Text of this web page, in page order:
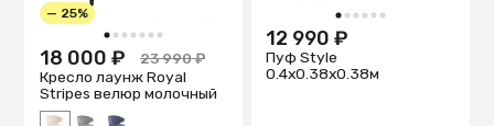
1 2 3 4 5 6 7
— 25%
18 000 ₽
23 990 ₽
Кресло лаунж Royal
Stripes велюр молочный
1 2 3 4 5 6
12 990 ₽
Пуф Style
0.4x0.38x0.38м